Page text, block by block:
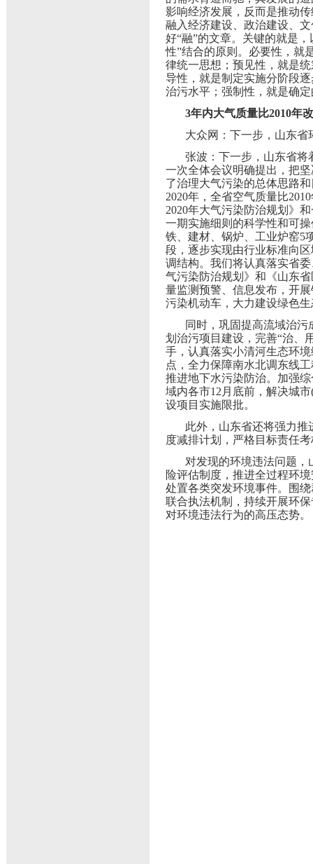
影响经济发展，反而是推动
融入经济建设、政治建设、
好“融”的文章。关键的就是
性”结合的原则。必要性，就
律统一思想；预见性，就是
导性，就是制定实施分阶段
治污水平；强制性，就是确
3年内大气质量比2010年
大众网：下一步，山东
张波：下一步，山东省将
一次全体会议明确提出，把
了治理大气污染的总体思路
2020年，全省空气质量比
2020年大气污染防治规划》
一期实施细则的科学性和可
铁、建材、锅炉、工业炉窑5
段，逐步实现由行业标准向
调结构。我们将认真落实省
气污染防治规划》和《山东
量监测预警、信息发布，开
污染机动车，大力建设绿色
同时，巩固提高流域治
划治污项目建设，完善“治、
手，认真落实小清河生态环
点，全力保障南水北调东线
推进地下水污染防治。加强
域内各市12月底前，解决城
设项目实施限批。
此外，山东省还将强力推
度减排计划，严格目标责任
对发现的环境违法问题
险评估制度，推进全过程环
处置各类突发环境事件。围
联合执法机制，持续开展环
对环境违法行为的高压态势。